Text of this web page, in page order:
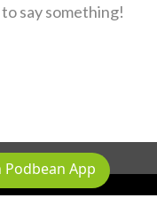
say something!
App